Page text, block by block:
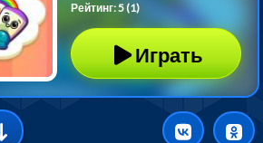
Рейтинг: 5 (1)
Играть